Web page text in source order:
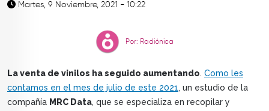
Martes, 9 Noviembre, 2021 - 10:22
Por: Radiónica
La venta de vinilos ha seguido aumentando. Como les
contamos en el mes de julio de este 2021, un estudio de la
compañía MRC Data, que se especializa en recopilar y